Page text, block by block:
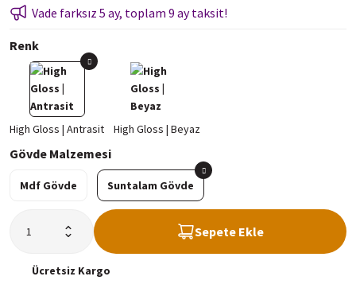
Vade farksız 5 ay, toplam 9 ay taksit!
Renk
Gövde Malzemesi
Mdf Gövde Suntalam Gövde
Sepete Ekle
Ücretsiz Kargo